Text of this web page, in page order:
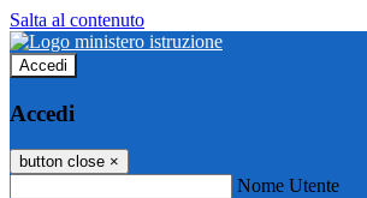
Salta al contenuto
Accedi
Accedi
button close ×
Nome Utente